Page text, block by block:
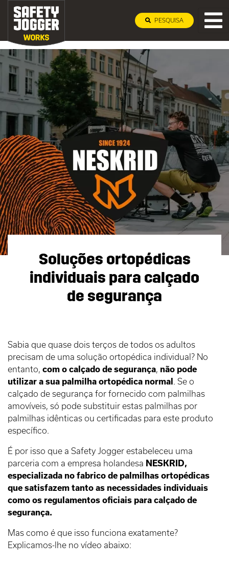
PESQUISA
Soluções ortopédicas
individuais para calçado
de segurança
Sabia que quase dois terços de todos os adultos
precisam de uma solução ortopédica individual? No
entanto, com o calçado de segurança não pode
utilizar a sua palmilha ortopédica normal . Se o
calçado de segurança for fornecido com palmilhas
amovíveis, só pode substituir estas palmilhas por
palmilhas idênticas ou certificadas para este produto
específico.
É por isso que a Safety Jogger estabeleceu uma
parceria com a empresa holandesa NESKRID,
especializada no fabrico de palmilhas ortopédicas
que satisfazem tanto as necessidades individuais
como os regulamentos oficiais para calçado de
segurança.
Mas como é que isso funciona exatamente?
Explicamos-lhe no vídeo abaixo: